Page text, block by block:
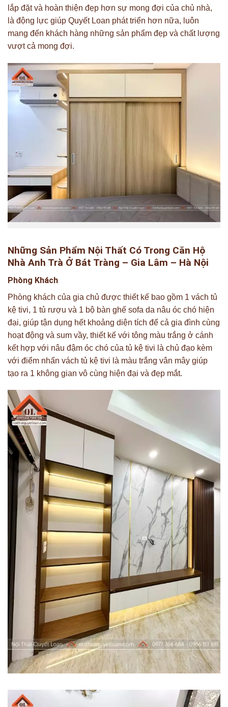
lắp đặt và hoàn thiện đẹp hơn sự mong đợi của chủ nhà,
là động lực giúp Quyết Loan phát triển hơn nữa, luôn
mang đến khách hàng những sản phẩm đẹp và chất lượng
vượt cả mong đợi.
Những Sản Phẩm Nội Thất Có Trong Căn Hộ
Nhà Anh Trà Ở Bát Tràng – Gia Lâm – Hà Nội
Phòng Khách
Phòng khách của gia chủ được thiết kế bao gồm 1 vách tủ
kệ tivi, 1 tủ rượu và 1 bộ bàn ghế sofa da nâu óc chó hiện
đại, giúp tận dụng hết khoảng diện tích để cả gia đình cùng
hoạt động và sum vầy, thiết kế với tông màu trắng ở cánh
kết hợp với nâu đậm óc chó của tủ kệ tivi là chủ đạo kèm
với điểm nhấn vách tủ kệ tivi là màu trắng vân mây giúp
tạo ra 1 không gian vô cùng hiện đại và đẹp mắt.